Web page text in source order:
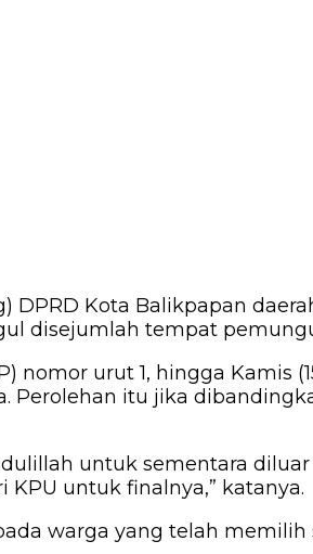
DPRD Kota Balikpapan
disejumlah tempat
nomor urut 1, hingga Kamis
Perolehan itu jika
untuk sementara
untuk finalnya,” katanya.
warga yang telah